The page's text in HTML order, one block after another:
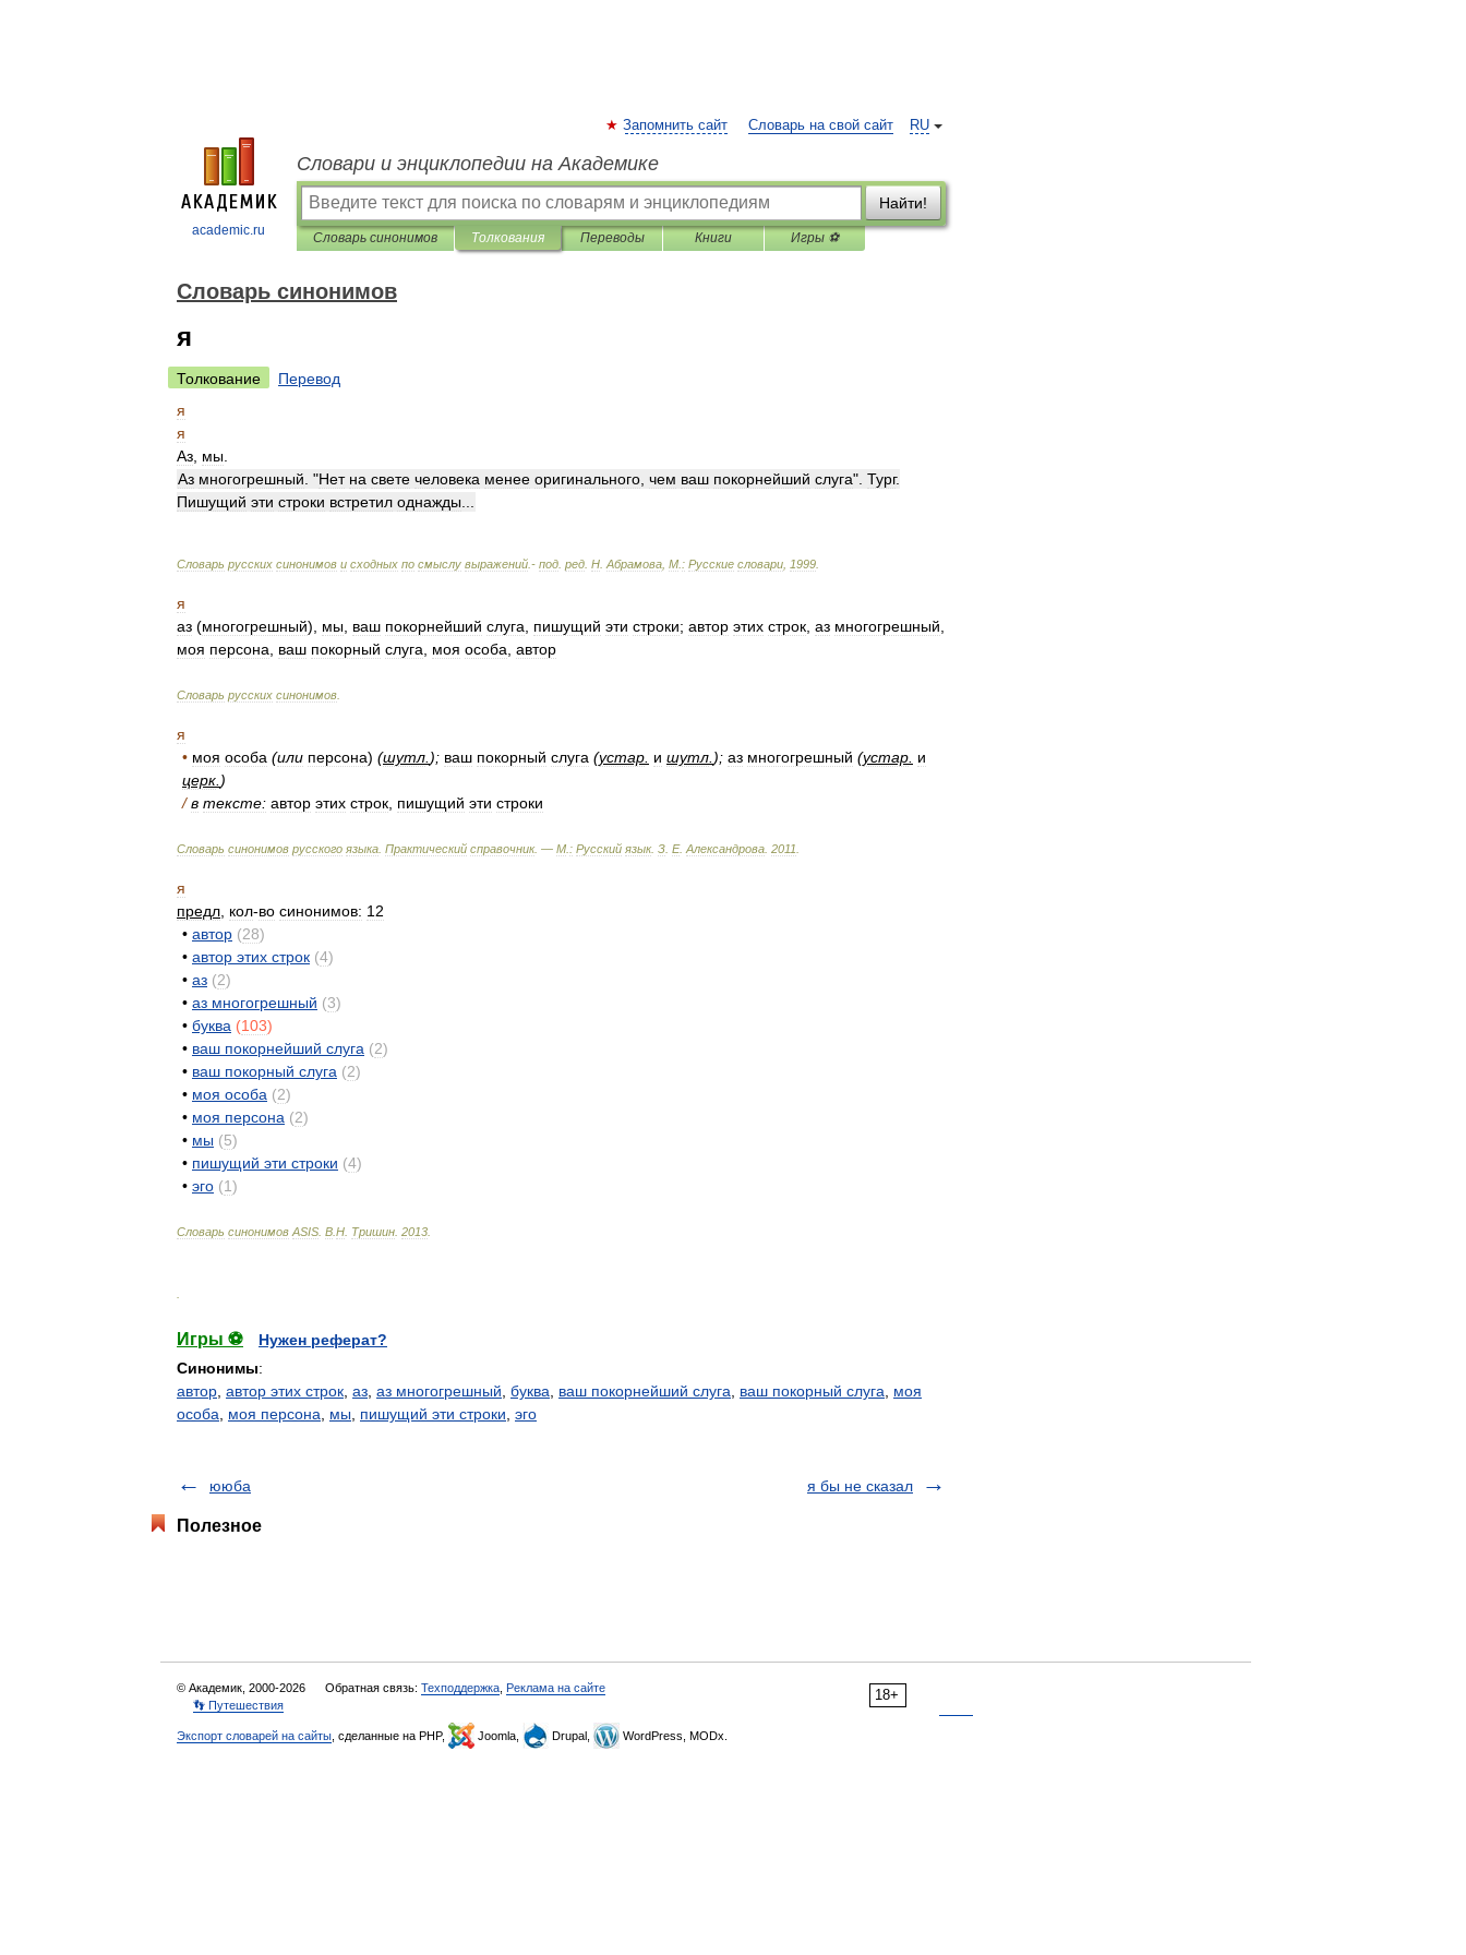
academic.ru
RU
Запомнить сайт Словарь на свой сайт
Словари и энциклопедии на Академике
Найти!
Словарь синонимов Толкования Переводы Книги Игры ⚽
Словарь синонимов
я
Толкование
Перевод
я
я
Аз мы
Аз многогрешный . "Нет на свете человека менее оригинального чем ваш покорнейший слуга". Тург.
Пишущий эти строки встретил однажды
Словарь русских синонимов и сходных по смыслу выражений .- под ред Н Абрамова М : Русские словари 1999
я
аз (многогрешный), мы ваш покорнейший слуга пишущий эти строки; автор этих строк аз многогрешный
моя персона ваш покорный слуга моя особа автор
Словарь русских синонимов
я
• моя особа (или персона) (шутл ); ваш покорный слуга (устар и шутл ); аз многогрешный (устар и
церк )
/ в тексте: автор этих строк пишущий эти строки
Словарь синонимов русского языка Практический справочник. — М : Русский язык. З Е. Александрова 2011
я
предл кол-во синонимов: 12
• автор (28)
• автор этих строк (4)
• аз (2)
• аз многогрешный (3)
• буква (103)
• ваш покорнейший слуга (2)
• ваш покорный слуга (2)
• моя особа (2)
• моя персона (2)
• мы (5)
• пишущий эти строки (4)
• эго (1)
Словарь синонимов ASIS В Н Тришин 2013
Игры ⚽
Нужен реферат?
Синонимы:
автор автор этих строк аз аз многогрешный буква ваш покорнейший слуга ваш покорный слуга
моя
особа
моя персона мы пишущий эти строки эго
ююба я бы не сказал
Полезное
18+
© Академик, 2000-2026 Обратная связь: Техподдержка Реклама на сайте
👣 Путешествия
Экспорт словарей на сайты , сделанные на PHP, Joomla, Drupal, WordPress, MODx.